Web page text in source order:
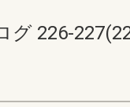
226-